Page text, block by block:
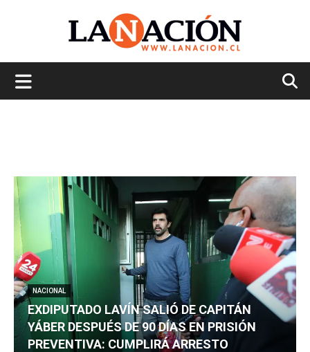
NACIONAL
EXDIPUTADO LAVÍN SALIÓ DE CAPITÁN
YÁBER DESPUÉS DE 90 DÍAS EN PRISIÓN
PREVENTIVA: CUMPLIRÁ ARRESTO